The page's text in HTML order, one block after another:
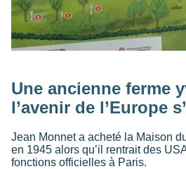
Une ancienne ferme
l’avenir de l’Europe
Jean Monnet a acheté la Maison
en 1945 alors qu’il rentrait des
fonctions officielles à Paris.